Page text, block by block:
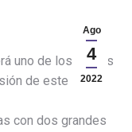
Ago
4
2022
uno de los puntos
de este
con dos grandes